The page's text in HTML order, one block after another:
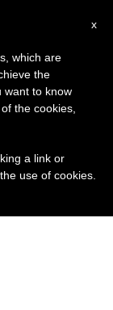
x
which are
the
want to know
the cookies,
a link or
use of cookies.